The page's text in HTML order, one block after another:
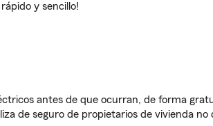
rápido y sencillo!
antes de que ocurran, de forma
de seguro de propietarios de vivienda